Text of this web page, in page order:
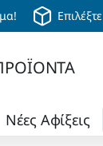
Νέες Αφίξεις